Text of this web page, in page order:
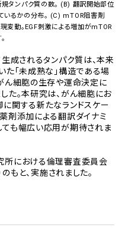
タンパク質の数。 (B) 翻訳開始部位
るかの分布。 (C) mTOR阻害剤
変動。EGF刺激による増加がmTOR
成されるタンパク質は、本来
た「未成熟な」構造である場
ん細胞の生存や運命決定に
た。本研究は、がん細胞にお
関する新たなランドスケー
剤添加による翻訳ダイナミ
も幅広い応用が期待されま
所における倫理審査委員会
もと、実施されました。